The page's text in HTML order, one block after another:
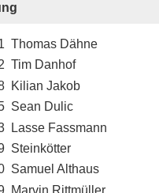
Thomas Dähne
Tim Danhof
Kilian Jakob
Sean Dulic
Lasse Fassmann
Steinkötter
Samuel Althaus
Marvin Rittmüller